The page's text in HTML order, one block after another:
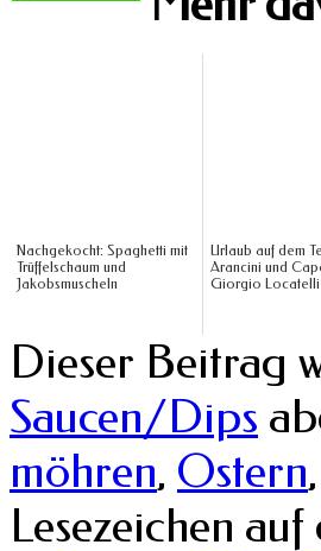
Nachgekocht: Spaghetti mit
Trüffelschaum und
Jakobsmuscheln
Urlaub auf dem
Arancini und
Giorgio Locatelli
Dieser Beitrag
Saucen/Dips
möhren, Ostern,
Lesezeichen auf